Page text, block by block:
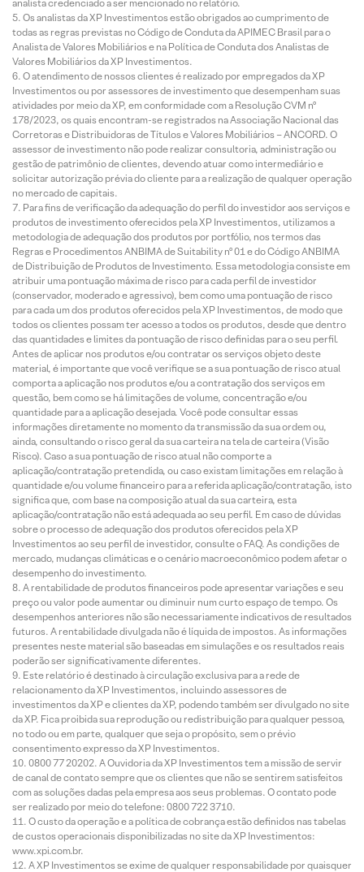
analista credenciado a ser mencionado no relatório.
Os analistas da XP Investimentos estão obrigados ao cumprimento de
todas as regras previstas no Código de Conduta da APIMEC Brasil para o
Analista de Valores Mobiliários e na Política de Conduta dos Analistas de
Valores Mobiliários da XP Investimentos.
O atendimento de nossos clientes é realizado por empregados da XP
Investimentos ou por assessores de investimento que desempenham suas
atividades por meio da XP, em conformidade com a Resolução CVM nº
178/2023, os quais encontram-se registrados na Associação Nacional das
Corretoras e Distribuidoras de Títulos e Valores Mobiliários – ANCORD. O
assessor de investimento não pode realizar consultoria, administração ou
gestão de patrimônio de clientes, devendo atuar como intermediário e
solicitar autorização prévia do cliente para a realização de qualquer operação
no mercado de capitais.
Para fins de verificação da adequação do perfil do investidor aos serviços e
produtos de investimento oferecidos pela XP Investimentos, utilizamos a
metodologia de adequação dos produtos por portfólio, nos termos das
Regras e Procedimentos ANBIMA de Suitability nº 01 e do Código ANBIMA
de Distribuição de Produtos de Investimento. Essa metodologia consiste em
atribuir uma pontuação máxima de risco para cada perfil de investidor
(conservador, moderado e agressivo), bem como uma pontuação de risco
para cada um dos produtos oferecidos pela XP Investimentos, de modo que
todos os clientes possam ter acesso a todos os produtos, desde que dentro
das quantidades e limites da pontuação de risco definidas para o seu perfil.
Antes de aplicar nos produtos e/ou contratar os serviços objeto deste
material, é importante que você verifique se a sua pontuação de risco atual
comporta a aplicação nos produtos e/ou a contratação dos serviços em
questão, bem como se há limitações de volume, concentração e/ou
quantidade para a aplicação desejada. Você pode consultar essas
informações diretamente no momento da transmissão da sua ordem ou,
ainda, consultando o risco geral da sua carteira na tela de carteira (Visão
Risco). Caso a sua pontuação de risco atual não comporte a
aplicação/contratação pretendida, ou caso existam limitações em relação à
quantidade e/ou volume financeiro para a referida aplicação/contratação, isto
significa que, com base na composição atual da sua carteira, esta
aplicação/contratação não está adequada ao seu perfil. Em caso de dúvidas
sobre o processo de adequação dos produtos oferecidos pela XP
Investimentos ao seu perfil de investidor, consulte o FAQ. As condições de
mercado, mudanças climáticas e o cenário macroeconômico podem afetar o
desempenho do investimento.
A rentabilidade de produtos financeiros pode apresentar variações e seu
preço ou valor pode aumentar ou diminuir num curto espaço de tempo. Os
desempenhos anteriores não são necessariamente indicativos de resultados
futuros. A rentabilidade divulgada não é líquida de impostos. As informações
presentes neste material são baseadas em simulações e os resultados reais
poderão ser significativamente diferentes.
Este relatório é destinado à circulação exclusiva para a rede de
relacionamento da XP Investimentos, incluindo assessores de
investimentos da XP e clientes da XP, podendo também ser divulgado no site
da XP. Fica proibida sua reprodução ou redistribuição para qualquer pessoa,
no todo ou em parte, qualquer que seja o propósito, sem o prévio
consentimento expresso da XP Investimentos.
0800 77 20202. A Ouvidoria da XP Investimentos tem a missão de servir
de canal de contato sempre que os clientes que não se sentirem satisfeitos
com as soluções dadas pela empresa aos seus problemas. O contato pode
ser realizado por meio do telefone: 0800 722 3710.
O custo da operação e a política de cobrança estão definidos nas tabelas
de custos operacionais disponibilizadas no site da XP Investimentos:
www.xpi.com.br.
A XP Investimentos se exime de qualquer responsabilidade por quaisquer